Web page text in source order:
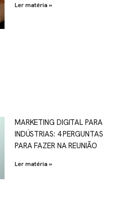
Ler matéria »
MARKETING DIGITAL PARA
INDÚSTRIAS: 4 PERGUNTAS
PARA FAZER NA REUNIÃO
Ler matéria »